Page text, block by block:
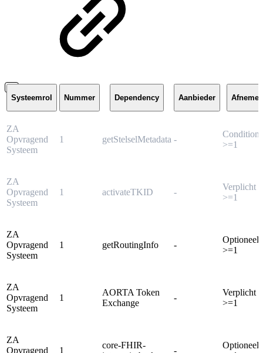
Systeemrol Nummer Dependency Aanbieder Afnemer
ZA
Opvragend
Systeem
1 getStelselMetadata -
>=1
ZA
Opvragend
Systeem
1 activateTKID -
Verplicht
>=1
ZA
Opvragend
Systeem
1 getRoutingInfo -
Optioneel
>=1
ZA
Opvragend
Systeem
1
AORTA Token
Exchange
-
Verplicht
>=1
ZA
Opvragend
1
core-FHIR-
-
Optioneel